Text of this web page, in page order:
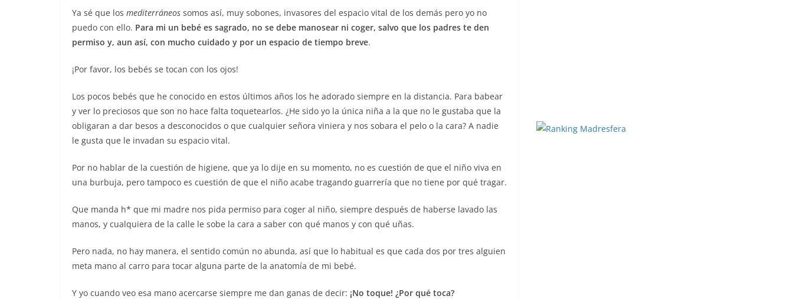
Ya sé que los mediterráneos somos así, muy sobones, invasores del espacio vital de los demás pero yo no
puedo con ello. Para mi un bebé es sagrado, no se debe manosear ni coger, salvo que los padres te den
permiso y, aun así, con mucho cuidado y por un espacio de tiempo breve.
¡Por favor, los bebés se tocan con los ojos!
Los pocos bebés que he conocido en estos últimos años los he adorado siempre en la distancia. Para babear
y ver lo preciosos que son no hace falta toquetearlos. ¿He sido yo la única niña a la que no le gustaba que la
obligaran a dar besos a desconocidos o que cualquier señora viniera y nos sobara el pelo o la cara? A nadie
le gusta que le invadan su espacio vital.
Por no hablar de la cuestión de higiene, que ya lo dije en su momento, no es cuestión de que el niño viva en
una burbuja, pero tampoco es cuestión de que el niño acabe tragando guarrería que no tiene por qué tragar.
Que manda h* que mi madre nos pida permiso para coger al niño, siempre después de haberse lavado las
manos, y cualquiera de la calle le sobe la cara a saber con qué manos y con qué uñas.
Pero nada, no hay manera, el sentido común no abunda, así que lo habitual es que cada dos por tres alguien
meta mano al carro para tocar alguna parte de la anatomía de mi bebé.
Y yo cuando veo esa mano acercarse siempre me dan ganas de decir: ¡No toque! ¿Por qué toca?